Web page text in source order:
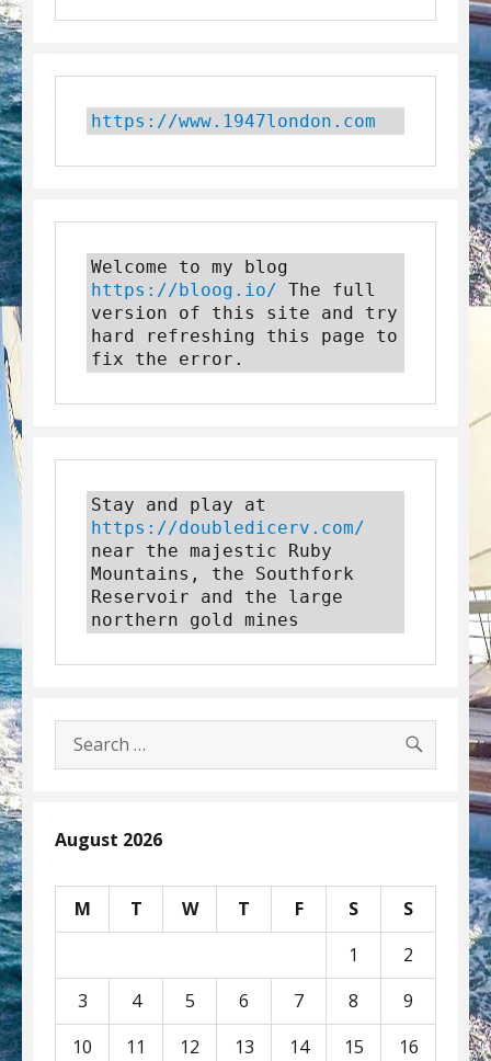
https://www.1947london.com
https://bloog.io/ The full
version of this site and try
hard refreshing this page to
fix the error.
https://doubledicerv.com/
near the majestic Ruby
Mountains, the Southfork
Reservoir and the large
northern gold mines
Search
for:
August 2026
M T W T F S
S
1
2
3
4 5 6 7 8
9
10
11 12 13 14 15
16